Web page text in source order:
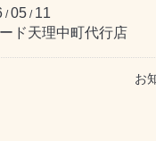
/05 / 11
ド天理中町代行店
お